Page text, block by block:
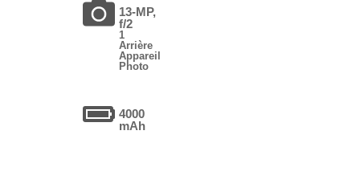
13-MP,
f/2
1
Arrière
Appareil
Photo
4000
mAh